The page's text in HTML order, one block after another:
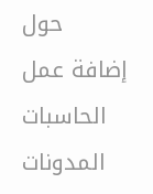
حول
إضافة عمل
الحاسبات
المدونات